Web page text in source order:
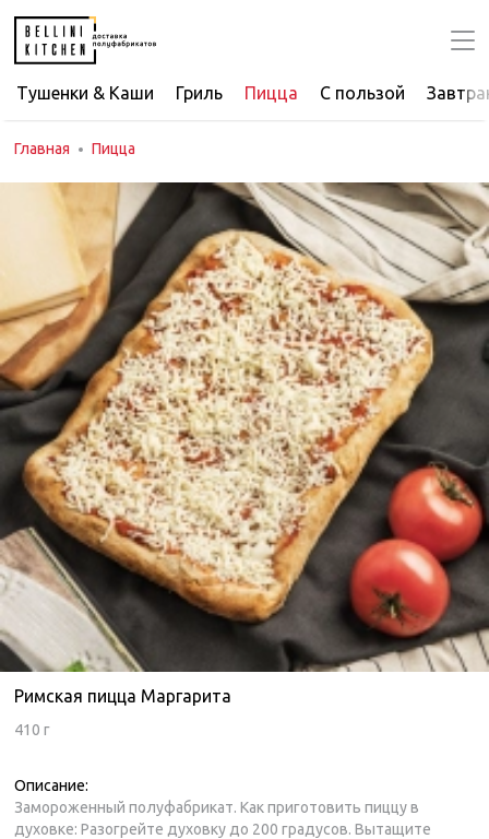
Тушенки & Каши Гриль Пицца С пользой
Главная Пицца
Римская пицца Маргарита
410 г
Описание:
Замороженный полуфабрикат. Как приготовить пиццу в
духовке: Разогрейте духовку до 200 градусов. Вытащите